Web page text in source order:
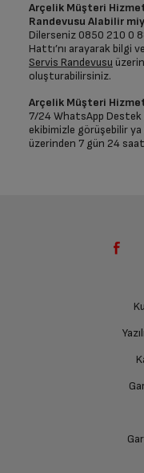
Arçelik Müşteri
Randevusu Alabilir
Dilerseniz 0850 210 0
Hattı’nı arayarak bilgi
Servis Randevusu
oluşturabilirsiniz.
Arçelik Müşteri
7/24 WhatsApp
ekibimizle görüşebilir ya
üzerinden 7 gün 24